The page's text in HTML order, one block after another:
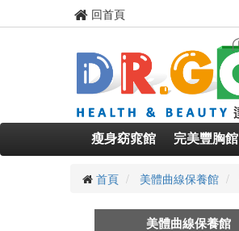
回首頁
瘦身窈窕館 完美豐胸館
首頁 美體曲線保養館
美體曲線保養館